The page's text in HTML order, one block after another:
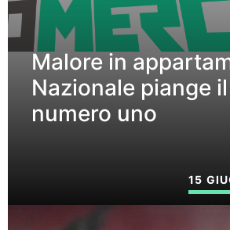
Malore in
Nazionale piange
numero uno
15